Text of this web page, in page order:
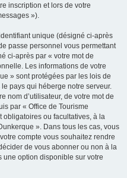
inscription et lors de votre
»).
unique (désigné ci-après
passe personnel vous permettant
ci-après par « votre mot de
Les informations de votre
» sont protégées par les lois de
pays qui héberge notre serveur.
nom d’utilisateur, de votre mot de
par « Office de Tourisme
obligatoires ou facultatives, à la
». Dans tous les cas, vous
compte vous souhaitez rendre
de vous abonner ou non à la
une option disponible sur votre